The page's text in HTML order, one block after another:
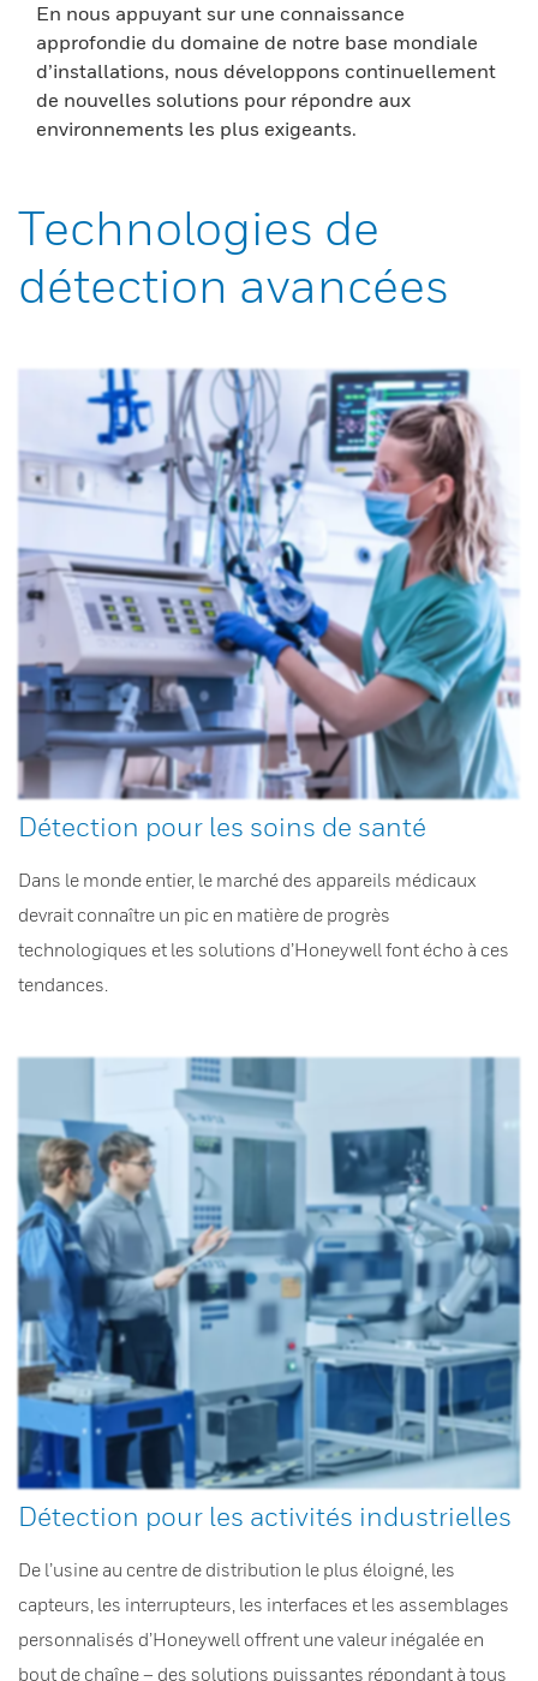
En nous appuyant sur une connaissance
approfondie du domaine de notre base mondiale
d’installations, nous développons continuellement
de nouvelles solutions pour répondre aux
environnements les plus exigeants.
Technologies de
détection avancées
Détection pour les soins de santé
Dans le monde entier, le marché des appareils médicaux
devrait connaître un pic en matière de progrès
technologiques et les solutions d’Honeywell font écho à ces
tendances.
Détection pour les activités industrielles
De l’usine au centre de distribution le plus éloigné, les
capteurs, les interrupteurs, les interfaces et les assemblages
personnalisés d’Honeywell offrent une valeur inégalée en
bout de chaîne – des solutions puissantes répondant à tous